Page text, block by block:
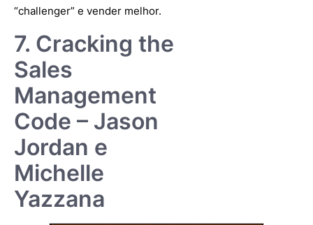
“challenger” e vender melhor.
7. Cracking the
Sales
Management
Code – Jason
Jordan e
Michelle
Yazzana